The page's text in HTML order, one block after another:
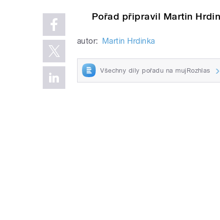
Pořad připravil Martin
autor: Martin Hrdinka
Všechny díly pořadu na mujRozhlas